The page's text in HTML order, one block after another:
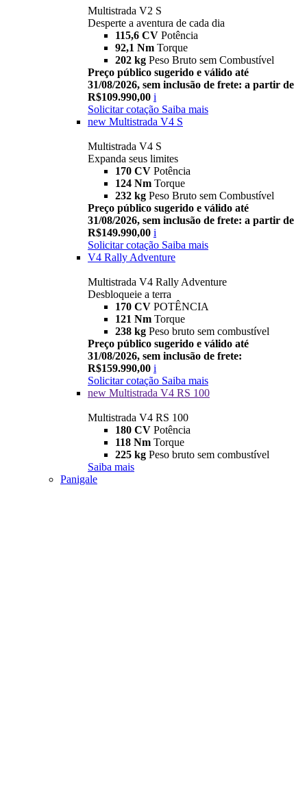
Multistrada V2 S
Desperte a aventura de cada dia
115,6 CV Potência
92,1 Nm Torque
202 kg Peso Bruto sem Combustível
Preço público sugerido e válido até
31/08/2026, sem inclusão de frete: a partir de
R$109.990,00 i
Solicitar cotação Saiba mais
new Multistrada V4 S
Multistrada V4 S
Expanda seus limites
170 CV Potência
124 Nm Torque
232 kg Peso Bruto sem Combustível
Preço público sugerido e válido até
31/08/2026, sem inclusão de frete: a partir de
R$149.990,00 i
Solicitar cotação Saiba mais
V4 Rally Adventure
Multistrada V4 Rally Adventure
Desbloqueie a terra
170 CV POTÊNCIA
121 Nm Torque
238 kg Peso bruto sem combustível
Preço público sugerido e válido até
31/08/2026, sem inclusão de frete:
R$159.990,00 i
Solicitar cotação Saiba mais
new Multistrada V4 RS 100
Multistrada V4 RS 100
180 CV Potência
118 Nm Torque
225 kg Peso bruto sem combustível
Saiba mais
Panigale